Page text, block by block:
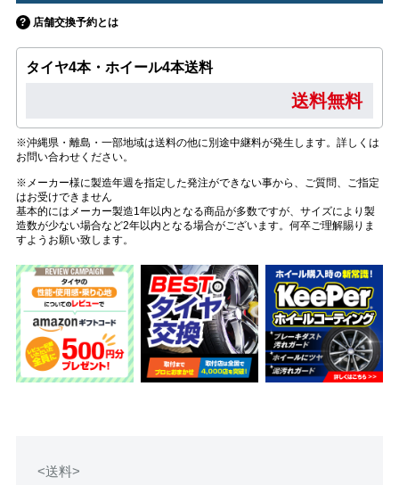
店舗交換予約とは
タイヤ4本・ホイール4本送料
送料無料
※沖縄県・離島・一部地域は送料の他に別途中継料が発生します。詳しくは
お問い合わせください。
※メーカー様に製造年週を指定した発注ができない事から、ご質問、ご指定
はお受けできません
基本的にはメーカー製造1年以内となる商品が多数ですが、サイズにより製
造数が少ない場合など2年以内となる場合がございます。何卒ご理解賜りま
すようお願い致します。
<送料>